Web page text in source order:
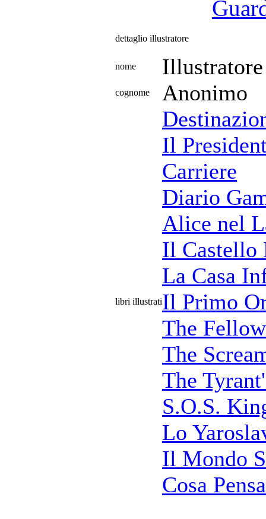
dettaglio illustratore
nome Illustratore
cognome Anonimo
libri illustrati
Il
Carriere
Diario
Alice nel
Il Castello
La Casa
Il Primo
The
The
The
S.O.S.
Lo
Il Mondo
Cosa